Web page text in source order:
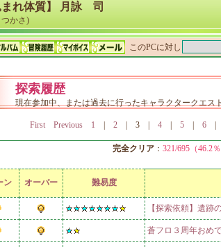
まれ体質】 月詠 司
かさ)
このPCに対し
探索履歴
現在参加中、または過去に行ったキャラクタークエス
First Previous 1 2| 3| 4| 5| 6|
完全クリア ： 321/695（46.2％
ン オーバー 難易度
【探索依頼】遺跡
蒼フロ３周年おめ